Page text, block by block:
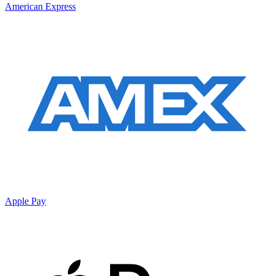
American Express
Apple Pay